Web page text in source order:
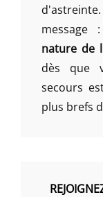
message :
nature de
dès que
secours
plus brefs